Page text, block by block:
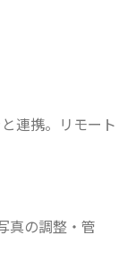
連携。リモート
真の調整・管